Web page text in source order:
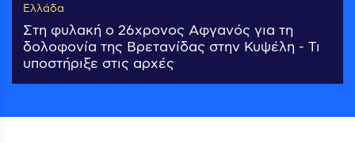
Ελλάδα
Στη φυλακή ο 26χρονος Αφγανός για τη
δολοφονία της Βρετανίδας στην Κυψέλη - Τι
υποστήριξε στις αρχές